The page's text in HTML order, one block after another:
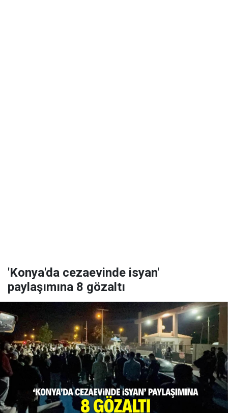
'Konya'da cezaevinde isyan'
paylaşımına 8 gözaltı